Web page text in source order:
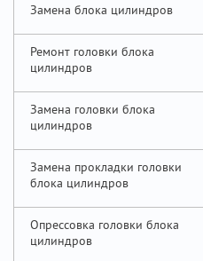
Замена блока цилиндров
Ремонт головки блока
цилиндров
Замена головки блока
цилиндров
Замена прокладки головки
блока цилиндров
Опрессовка головки блока
цилиндров